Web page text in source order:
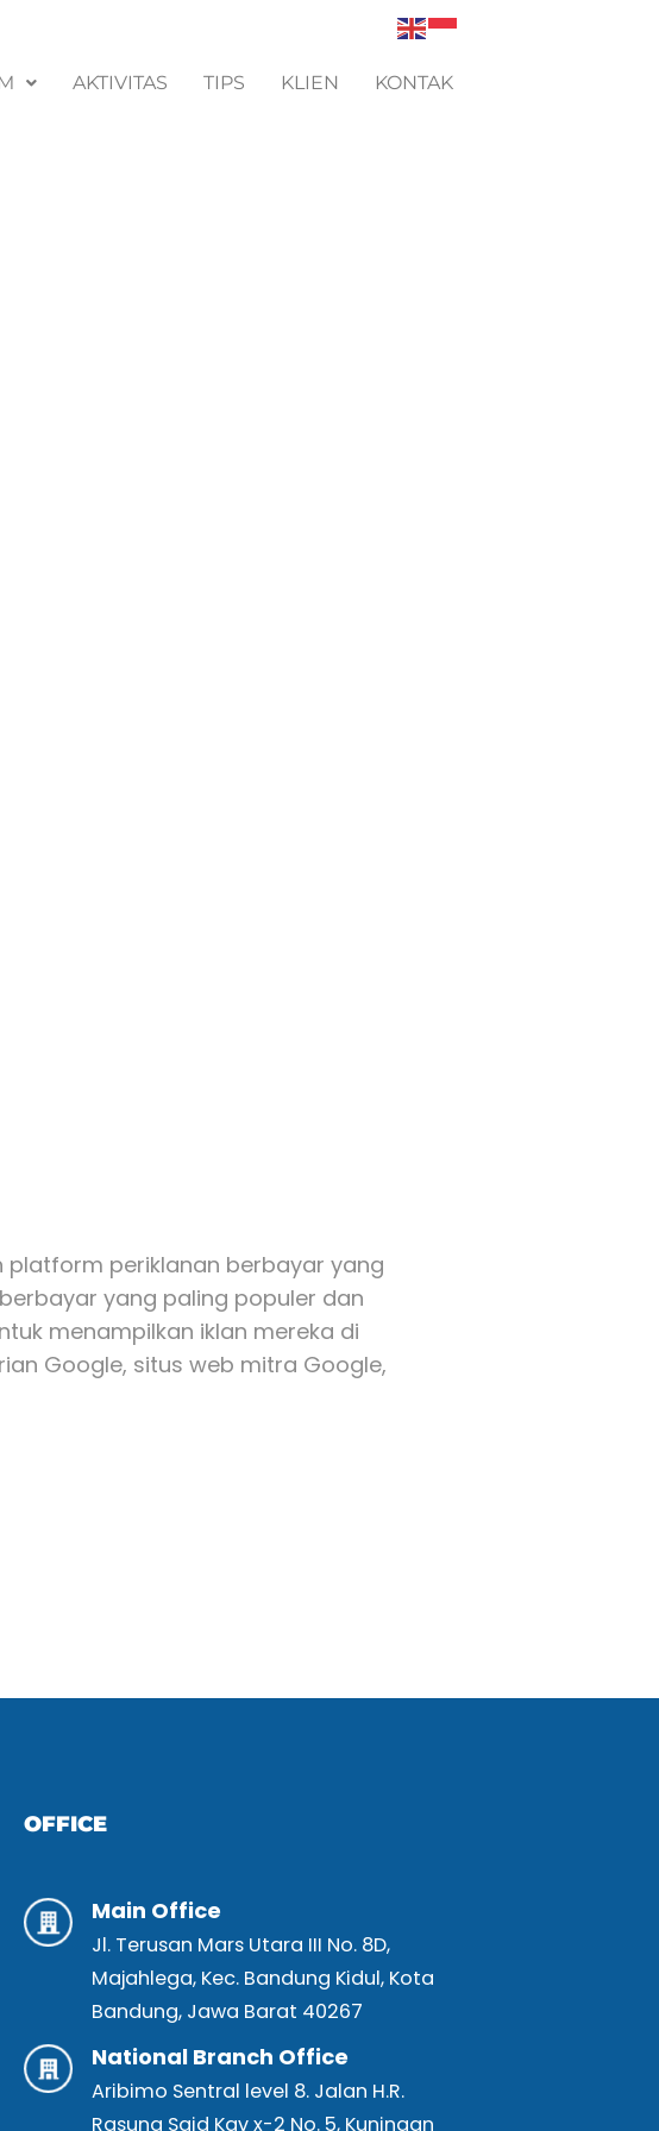
AKTIVITAS TIPS KLIEN KONTAK
platform periklanan berbayar yang
yang paling populer dan
menampilkan iklan mereka di
Google, situs web mitra Google,
OFFICE
Main Office
Jl. Terusan Mars Utara III No. 8D,
Majahlega, Kec. Bandung Kidul, Kota
Bandung, Jawa Barat 40267
National Branch Office
Aribimo Sentral level 8. Jalan H.R.
Rasuna Said Kav x-2 No. 5, Kuningan